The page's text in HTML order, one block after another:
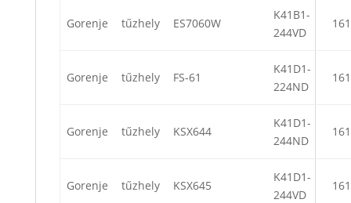
Gorenje tűzhely ES7060W
K41B1-
244VD
Gorenje tűzhely FS-61
K41D1-
224ND
Gorenje tűzhely KSX644
K41D1-
244ND
Gorenje tűzhely KSX645
K41D1-
244VD